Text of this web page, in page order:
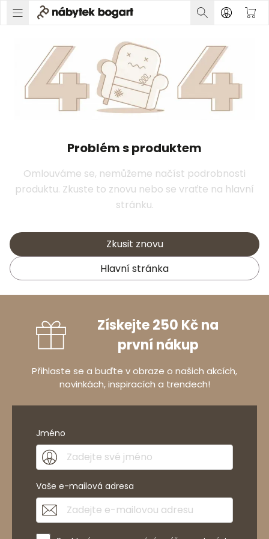
Problém s produktem
Omlouváme se, nemůžeme načíst podrobnosti
produktu. Zkuste to znovu nebo se vraťte na hlavní
stránku.
Zkusit znovu
Hlavní stránka
Získejte 250 Kč na
první nákup
Přihlaste se a buďte v obraze o našich akcích,
novinkách, inspiracích a trendech!
Jméno
Vaše e-mailová adresa